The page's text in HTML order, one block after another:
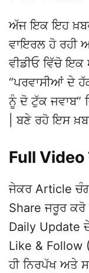
ਅੱਜ ਇਕ ਇਹ
ਵਾਇਰਲ ਹੋ ਰਹੀ
ਵੀਡੀਓ ਵਿੱਚੋ
“ਪਰਵਾਸੀਆਂ ਦੇ
ਨੂੰ ਦੋ ਟੁੱਕ ਜਵਾਬ”
| ਬਣੇ ਰਹੋ ਇਸ
Full
ਜੇਕਰ Article
Share ਜਰੂਰ ਕਰੋ
Daily Update
Like & Follow
ਹੀ ਨਿਰਪੱਖ ਅਤੇ